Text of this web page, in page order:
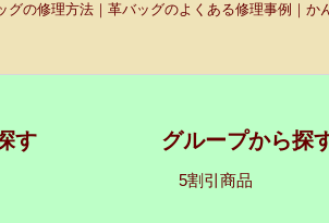
グの修理方法｜革バッグのよくある修理事例｜
す グループから探
5割引商品